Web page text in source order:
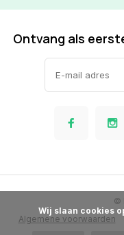
Ontvang als
Algemene voorwaarden
©